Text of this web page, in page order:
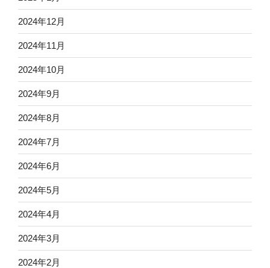
2024年12月
2024年11月
2024年10月
2024年9月
2024年8月
2024年7月
2024年6月
2024年5月
2024年4月
2024年3月
2024年2月